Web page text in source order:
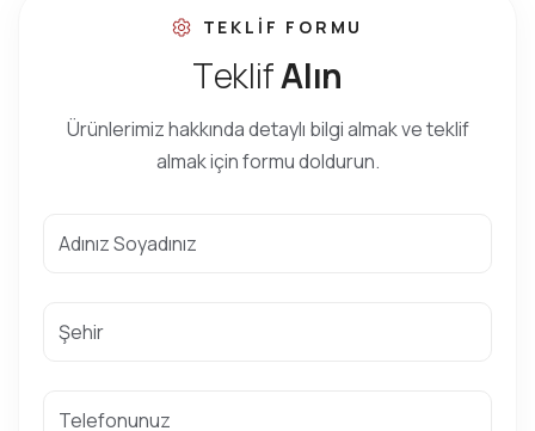
TEKLIF FORMU
TeklifAlın
Ürünlerimiz hakkında detaylı bilgi almak ve teklif
almak için formu doldurun.